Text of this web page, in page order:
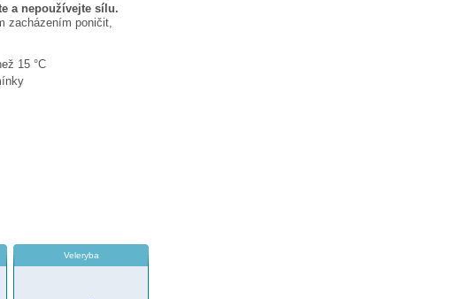
a nepoužívejte sílu.
zacházením poničit,
15 °C
Veleryba